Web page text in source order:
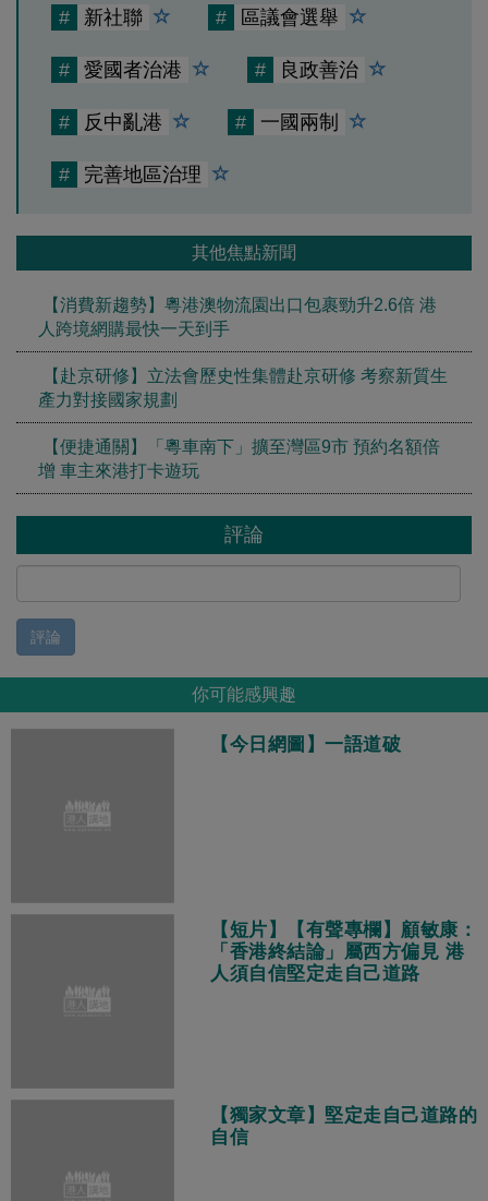
# 新社聯 # 區議會選舉
# 愛國者治港 # 良政善治
# 反中亂港 # 一國兩制
# 完善地區治理
其他焦點新聞
【消費新趨勢】粵港澳物流園出口包裹勁升2.6倍 港
人跨境網購最快一天到手
【赴京研修】立法會歷史性集體赴京研修 考察新質生
產力對接國家規劃
【便捷通關】「粵車南下」擴至灣區9市 預約名額倍
增 車主來港打卡遊玩
評論
評論
你可能感興趣
【今日網圖】一語道破
【短片】【有聲專欄】顧敏康：
「香港終結論」屬西方偏見 港
人須自信堅定走自己道路
【獨家文章】堅定走自己道路的
自信